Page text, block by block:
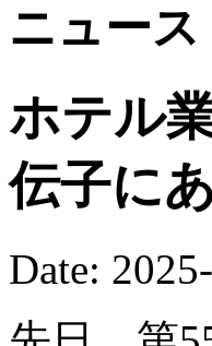
ニュース
ホテル
伝子に
Date: